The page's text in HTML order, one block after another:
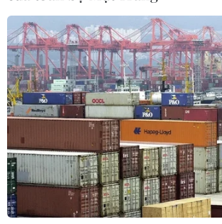
mua thêm 20 tấn vàng trong tháng 7
07/08/2026 15:21
Chuyên gia quốc tế đánh giá tích cực
về tiền đồng của Việt Nam
07/08/2026 12:46
Phép thử sức chống chịu của kinh tế
ASEAN